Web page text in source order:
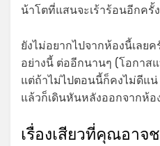
น้าโตที่แสนจะเร้าร้อนอีกครั้ง
ยังไม่อยากไปจากห้องนี้เลย
อย่างนี้ ต่ออีกนานๆ (โอกาส
แต่ถ้าไม่ไปตอนนี้ก็คงไม่ดีแ
แล้วก็เดินหันหลังออกจากห้อ
เรื่องเสียวที่คุณอาจ